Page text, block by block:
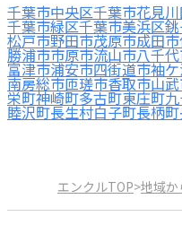
千葉市中央区千葉市花見
千葉市緑区千葉市美浜区
松戸市野田市茂原市成田市
勝浦市市原市流山市八千
富津市浦安市四街道市袖
南房総市匝瑳市香取市山
栄町神崎町多古町東庄町
睦沢町長生村白子町長柄町
エンクルTOP>地域か